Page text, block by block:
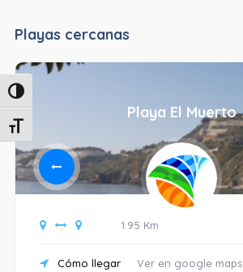
Alternar alto contraste
Alternar tamaño de letra
Playas cercanas
Playa El Muerto
1.95 Km
Cómo llegar Ver en google maps